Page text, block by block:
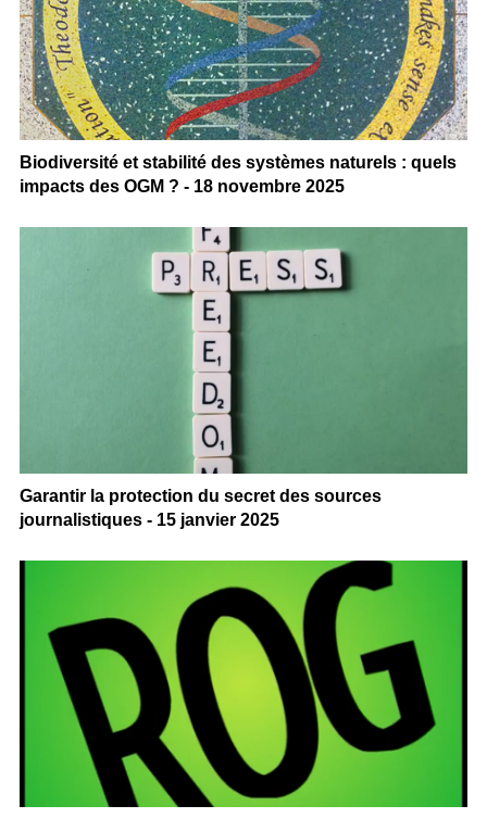
Biodiversité et stabilité des systèmes naturels : quels
impacts des OGM ? - 18 novembre 2025
Garantir la protection du secret des sources
journalistiques - 15 janvier 2025